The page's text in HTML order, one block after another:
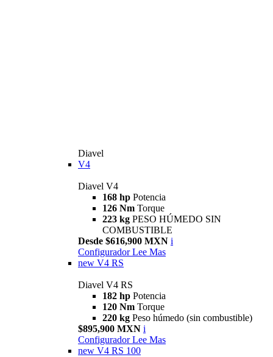
Diavel
V4
Diavel V4
168 hp Potencia
126 Nm Torque
223 kg PESO HÚMEDO SIN
COMBUSTIBLE
Desde $616,900 MXN i
Configurador Lee Mas
new V4 RS
Diavel V4 RS
182 hp Potencia
120 Nm Torque
220 kg Peso húmedo (sin combustible)
$895,900 MXN i
Configurador Lee Mas
new V4 RS 100